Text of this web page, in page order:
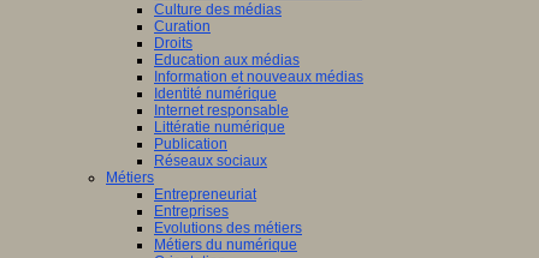
Culture des médias
Curation
Droits
Education aux médias
Information et nouveaux médias
Identité numérique
Internet responsable
Littératie numérique
Publication
Réseaux sociaux
Métiers
Entrepreneuriat
Entreprises
Evolutions des métiers
Métiers du numérique